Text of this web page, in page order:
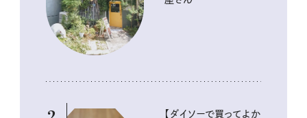
【ダイソーで買ってよか